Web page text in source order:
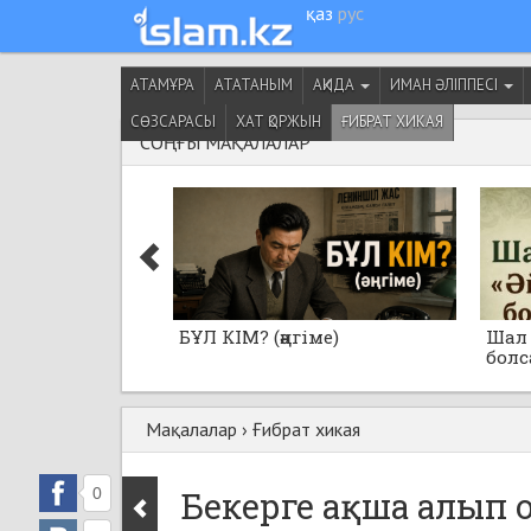
қаз рус
АТАМҰРА АТАТАНЫМ АҚИДА
ИМАН ӘЛІППЕСІ
СӨЗСАРАСЫ
ХАТ ҚОРЖЫН ҒИБРАТ ХИКАЯ
СОҢҒЫ МАҚАЛАЛАР
БҰЛ КІМ? (әңгіме)
Шал
Мақалалар › Ғибрат хикая
Бекерге ақша алып
0